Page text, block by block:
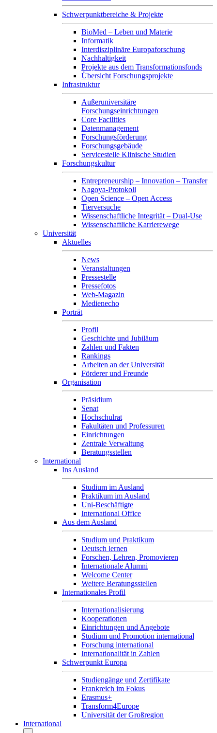
Schwerpunktbereiche & Projekte
BioMed – Leben und Materie
Informatik
Interdisziplinäre Europaforschung
Nachhaltigkeit
Projekte aus dem Transformationsfonds
Übersicht Forschungsprojekte
Infrastruktur
Außeruniversitäre
Forschungseinrichtungen
Core Facilities
Datenmanagement
Forschungsförderung
Forschungsgebäude
Servicestelle Klinische Studien
Forschungskultur
Entrepreneurship – Innovation – Transfer
Nagoya-Protokoll
Open Science – Open Access
Tierversuche
Wissenschaftliche Integrität – Dual-Use
Wissenschaftliche Karrierewege
Universität
Aktuelles
News
Veranstaltungen
Pressestelle
Pressefotos
Web-Magazin
Medienecho
Porträt
Profil
Geschichte und Jubiläum
Zahlen und Fakten
Rankings
Arbeiten an der Universität
Förderer und Freunde
Organisation
Präsidium
Senat
Hochschulrat
Fakultäten und Professuren
Einrichtungen
Zentrale Verwaltung
Beratungsstellen
International
Ins Ausland
Studium im Ausland
Praktikum im Ausland
Uni-Beschäftigte
International Office
Aus dem Ausland
Studium und Praktikum
Deutsch lernen
Forschen, Lehren, Promovieren
Internationale Alumni
Welcome Center
Weitere Beratungsstellen
Internationales Profil
Internationalisierung
Kooperationen
Einrichtungen und Angebote
Studium und Promotion international
Forschung international
Internationalität in Zahlen
Schwerpunkt Europa
Studiengänge und Zertifikate
Frankreich im Fokus
Erasmus+
Transform4Europe
Universität der Großregion
International